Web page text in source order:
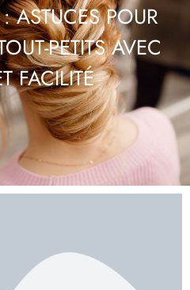
POUR
PETITS AVEC
FACILITÉ